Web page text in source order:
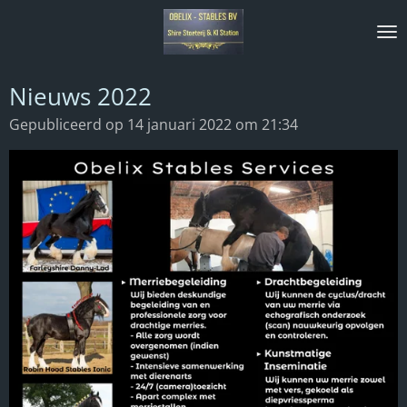
hoofdinhoud
Nieuws 2022
Gepubliceerd op 14 januari 2022 om 21:34